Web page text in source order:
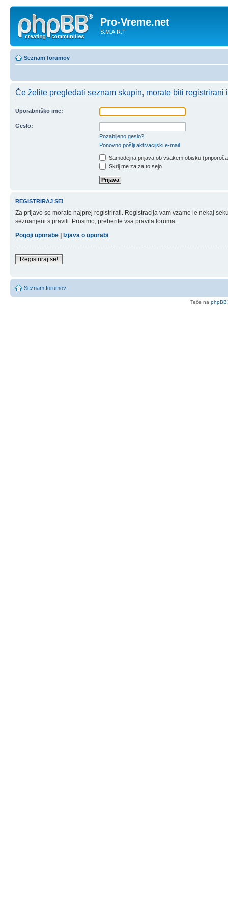
Pro-Vreme.net
S.M.A.R.T.
Seznam forumov
Če želite pregledati seznam skupin, morate biti registrirani
Uporabniško ime:
Geslo:
Pozabljeno geslo?
Ponovno pošlji aktivacijski e-mail
Samodejna prijava ob vsakem obisku
Skrij me za za to sejo
REGISTRIRAJ SE!
Za prijavo se morate najprej registrirati. Registracija vam vzame le nekaj
seznanjeni s pravili. Prosimo, preberite vsa pravila foruma.
Pogoji uporabe
Izjava o uporabi
Registriraj se!
Seznam forumov
Teče na phpBB